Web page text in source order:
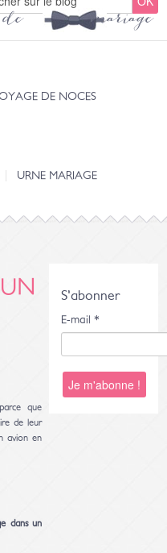
de mariage
DE NOCES
URNE MARIAGE
que
de leur
avion en
dans un
S'abonner
E-mail *